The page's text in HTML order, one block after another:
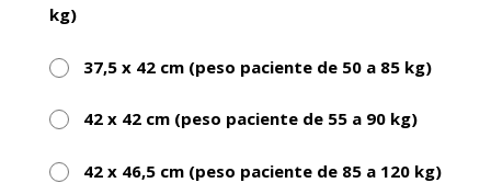
kg)
37,5 x 42 cm (peso paciente de 50 a 85 kg)
42 x 42 cm (peso paciente de 55 a 90 kg)
42 x 46,5 cm (peso paciente de 85 a 120 kg)